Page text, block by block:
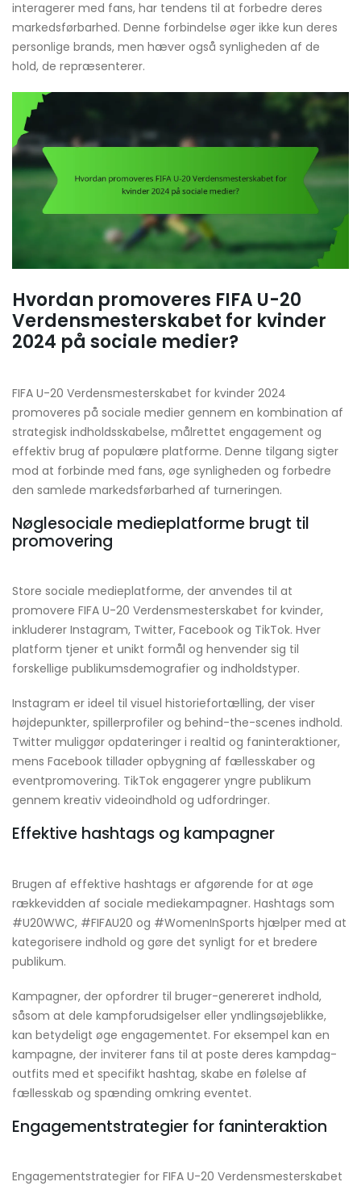
interagerer med fans, har tendens til at forbedre deres
markedsførbarhed. Denne forbindelse øger ikke kun deres
personlige brands, men hæver også synligheden af de
hold, de repræsenterer.
Hvordan promoveres FIFA U-20
Verdensmesterskabet for kvinder
2024 på sociale medier?
FIFA U-20 Verdensmesterskabet for kvinder 2024
promoveres på sociale medier gennem en kombination af
strategisk indholdsskabelse, målrettet engagement og
effektiv brug af populære platforme. Denne tilgang sigter
mod at forbinde med fans, øge synligheden og forbedre
den samlede markedsførbarhed af turneringen.
Nøglesociale medieplatforme brugt til
promovering
Store sociale medieplatforme, der anvendes til at
promovere FIFA U-20 Verdensmesterskabet for kvinder,
inkluderer Instagram, Twitter, Facebook og TikTok. Hver
platform tjener et unikt formål og henvender sig til
forskellige publikumsdemografier og indholdstyper.
Instagram er ideel til visuel historiefortælling, der viser
højdepunkter, spillerprofiler og behind-the-scenes indhold.
Twitter muliggør opdateringer i realtid og faninteraktioner,
mens Facebook tillader opbygning af fællesskaber og
eventpromovering. TikTok engagerer yngre publikum
gennem kreativ videoindhold og udfordringer.
Effektive hashtags og kampagner
Brugen af effektive hashtags er afgørende for at øge
rækkevidden af sociale mediekampagner. Hashtags som
#U20WWC, #FIFAU20 og #WomenInSports hjælper med at
kategorisere indhold og gøre det synligt for et bredere
publikum.
Kampagner, der opfordrer til bruger-genereret indhold,
såsom at dele kampforudsigelser eller yndlingsøjeblikke,
kan betydeligt øge engagementet. For eksempel kan en
kampagne, der inviterer fans til at poste deres kampdag-
outfits med et specifikt hashtag, skabe en følelse af
fællesskab og spænding omkring eventet.
Engagementstrategier for faninteraktion
Engagementstrategier for FIFA U-20 Verdensmesterskabet